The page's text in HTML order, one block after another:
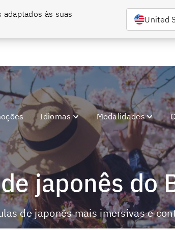
com o Berlitz.Entre em contato conosco e confira
às suas
United
Idiomas Modalidades
de japonês do
de japonês mais imersivas e